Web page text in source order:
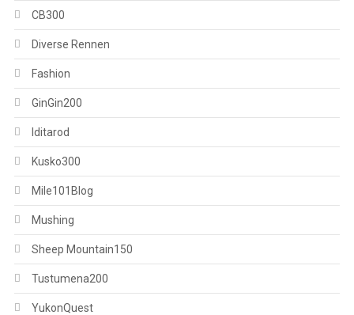
CB300
Diverse Rennen
Fashion
GinGin200
Iditarod
Kusko300
Mile101Blog
Mushing
Sheep Mountain150
Tustumena200
YukonQuest